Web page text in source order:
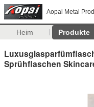
Aopai Metal
Heim Produkte
Sprühflaschen